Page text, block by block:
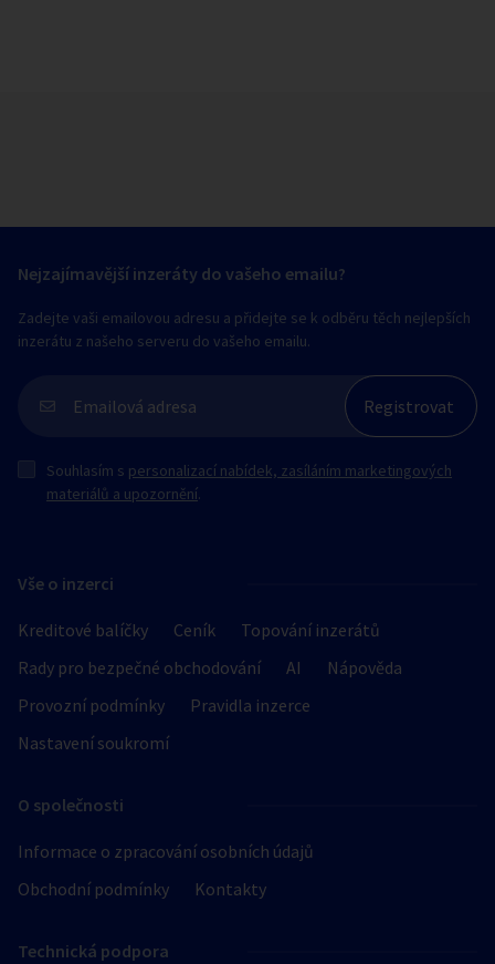
Vše o inzerci
Kreditové balíčky Ceník
Topování inzerátů
Rady pro bezpečné obchodování
AI
Nápověda
Provozní podmínky
Pravidla inzerce
Nastavení soukromí
O společnosti
Informace o zpracování osobních údajů
Obchodní podmínky
Kontakty
Technická podpora
Nejzajímavější inzeráty do vašeho emailu?
Zadejte vaši emailovou adresu a přidejte se k odběru těch nejlepších
inzerátu z našeho serveru do vašeho emailu.
Souhlasím s personalizací nabídek, zasíláním marketingových
materiálů a upozornění.